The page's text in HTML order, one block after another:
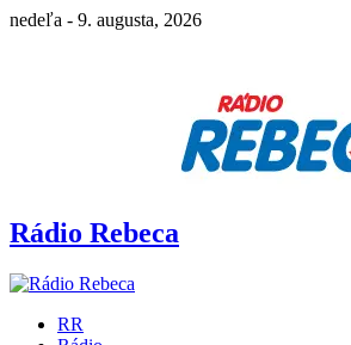
nedeľa - 9. augusta, 2026
Rádio Rebeca
RR